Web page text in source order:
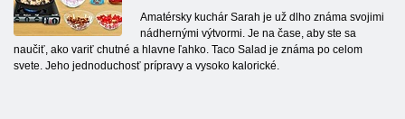
Amatérsky kuchár Sarah je už dlho známa svojimi
nádhernými výtvormi. Je na čase, aby ste sa
naučiť, ako variť chutné a hlavne ľahko. Taco Salad je známa po celom
svete. Jeho jednoduchosť prípravy a vysoko kalorické.